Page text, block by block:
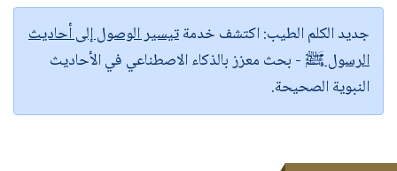
جديد الكلم الطيب:اكتشف خدمةتيسير الوصول إلى أحاديث
الرسول ﷺ - بحث معزز بالذكاء الاصطناعي في الأحاديث
النبوية الصحيحة.